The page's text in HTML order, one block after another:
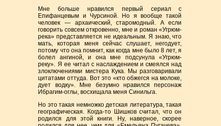
Мне больше нравился первый сериал с
Епифанцевым и Чурсиной. Но я вообще такой
человек — архаический, старомодный. А если
говорить совсем откровенно, мне и роман «Угрюм-
река» представляется не идеальным. Я знаю, что
мать, которая меня сейчас слушает, негодует,
потому что она помнит, как когда мне было 8 лет, я
болел ангиной, и она мне подсунула «Угрюм-
реку». Я ее читал с наслаждением и смеялся над
злоключениями мистера Кука. Мы разговаривали
цитатами оттуда. Вот это «кто обжегся на молоке,
дует водку». Мне безумно нравился персонаж
Ибрагим-оглы, восхищала меня Синильга.
Но это такая немножко детская литература, такая
географическая. Когда-то Шишков считал, что он
родился для этой книги. Ну, наверное, скорее